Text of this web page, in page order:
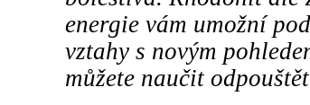
energie vám umožní
vztahy s novým
můžete naučit